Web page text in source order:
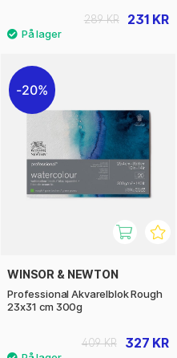
231 KR
289 KR
20%
WINSOR & NEWTON
Professional Akvarelblok Rough
23x31 cm 300g
327 KR
409 KR